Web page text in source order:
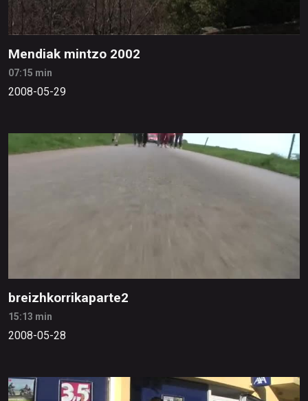
Mendiak mintzo 2002
07:15 min
2008-05-29
breizhkorrikaparte2
15:13 min
2008-05-28